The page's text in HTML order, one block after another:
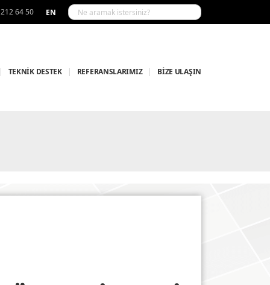
EN
64 50
TEKNİK DESTEK | REFERANSLARIMIZ | BİZE ULAŞIN